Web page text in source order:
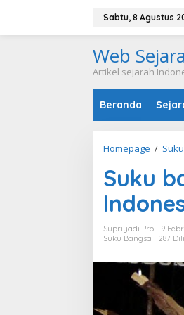
Sabtu, 8 Agustus
Web
Artikel sejarah
Beranda
Homepage /
Suku
Supriyadi Pro
9
Suku Bangsa
287